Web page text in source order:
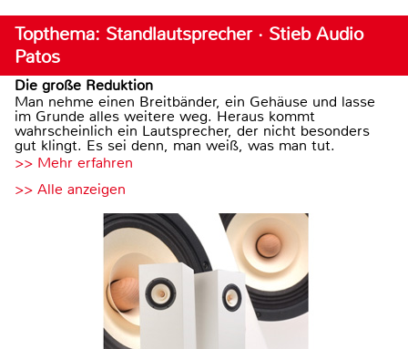
Topthema: Standlautsprecher · Stieb Audio
Patos
Die große Reduktion
Man nehme einen Breitbänder, ein Gehäuse und lasse
im Grunde alles weitere weg. Heraus kommt
wahrscheinlich ein Lautsprecher, der nicht besonders
gut klingt. Es sei denn, man weiß, was man tut.
>> Mehr erfahren
>> Alle anzeigen